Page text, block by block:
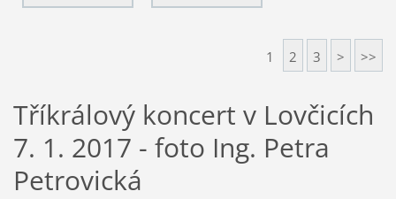
1 2 3 > >>
Tříkrálový koncert v Lovčicích
7. 1. 2017 - foto Ing. Petra
Petrovická